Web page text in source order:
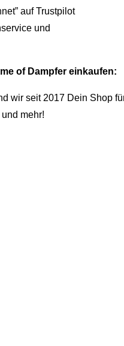
auf Trustpilot
und
of Dampfer einkaufen:
wir seit 2017 Dein Shop
mehr!